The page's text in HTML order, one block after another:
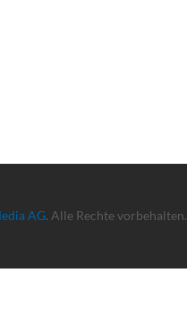
AG. Alle Rechte vorbehalten.